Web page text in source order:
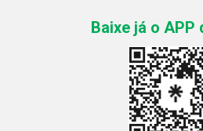
Baixe já o APP